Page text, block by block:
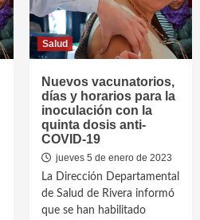
Salud
Nuevos vacunatorios,
días y horarios para la
inoculación con la
quinta dosis anti-
COVID-19
jueves 5 de enero de 2023
La Dirección Departamental
de Salud de Rivera informó
que se han habilitado